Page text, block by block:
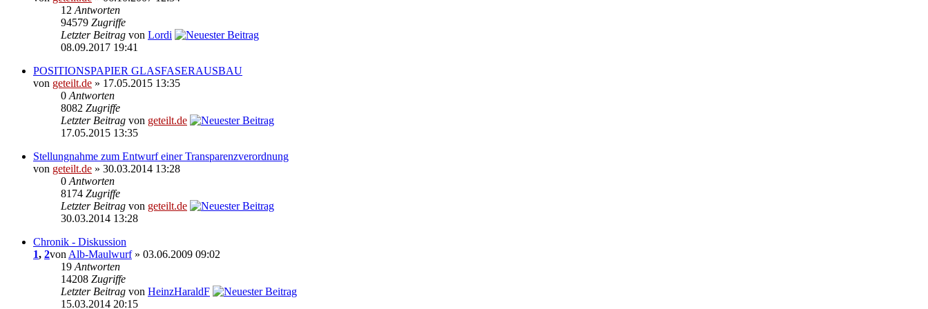
12 Antworten
94579 Zugriffe
Letzter Beitrag von Lordi
08.09.2017 19:41
POSITIONSPAPIER GLASFASERAUSBAU
von geteilt.de » 17.05.2015 13:35
0 Antworten
8082 Zugriffe
Letzter Beitrag von geteilt.de
17.05.2015 13:35
Stellungnahme zum Entwurf einer Transparenzverordnung
von geteilt.de » 30.03.2014 13:28
0 Antworten
8174 Zugriffe
Letzter Beitrag von geteilt.de
30.03.2014 13:28
Chronik - Diskussion
1, 2von Alb-Maulwurf» 03.06.2009 09:02
19 Antworten
14208 Zugriffe
Letzter Beitrag von HeinzHaraldF
15.03.2014 20:15